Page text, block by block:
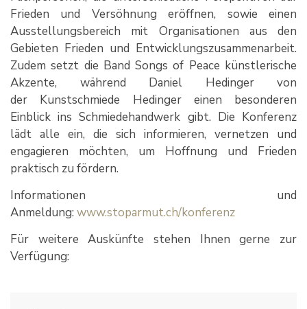
Frieden und Versöhnung eröffnen, sowie einen
Ausstellungsbereich mit Organisationen aus den
Gebieten Frieden und Entwicklungszusammenarbeit.
Zudem setzt die Band Songs of Peace künstlerische
Akzente, während Daniel Hedinger von
der Kunstschmiede Hedinger einen besonderen
Einblick ins Schmiedehandwerk gibt. Die Konferenz
lädt alle ein, die sich informieren, vernetzen und
engagieren möchten, um Hoffnung und Frieden
praktisch zu fördern.
Informationen und
Anmeldung: www.stoparmut.ch/konferenz
Für weitere Auskünfte stehen Ihnen gerne zur
Verfügung: